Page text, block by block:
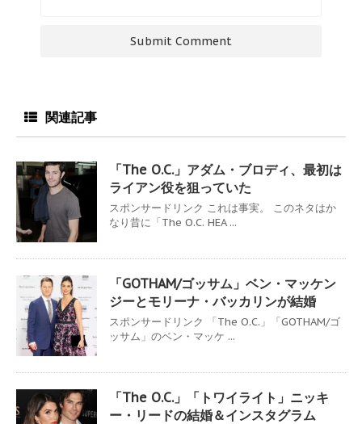
関連記事
「The O.C.」アダム・ブロディ、最初は
ライアン役を狙っていた
スポンサードリンク これは事実。 このネタはか
なり昔に「The O.C. HEA ...
「GOTHAM/ゴッサム」ベン・マッケン
ジーとモリーナ・バッカリンが結婚
スポンサードリンク 「The O.C.」「GOTHAM/ゴ
ッサム」のベン・マッケ ...
「The O.C.」「トワイライト」ニッキ
ー・リードの結婚＆インスタグラム